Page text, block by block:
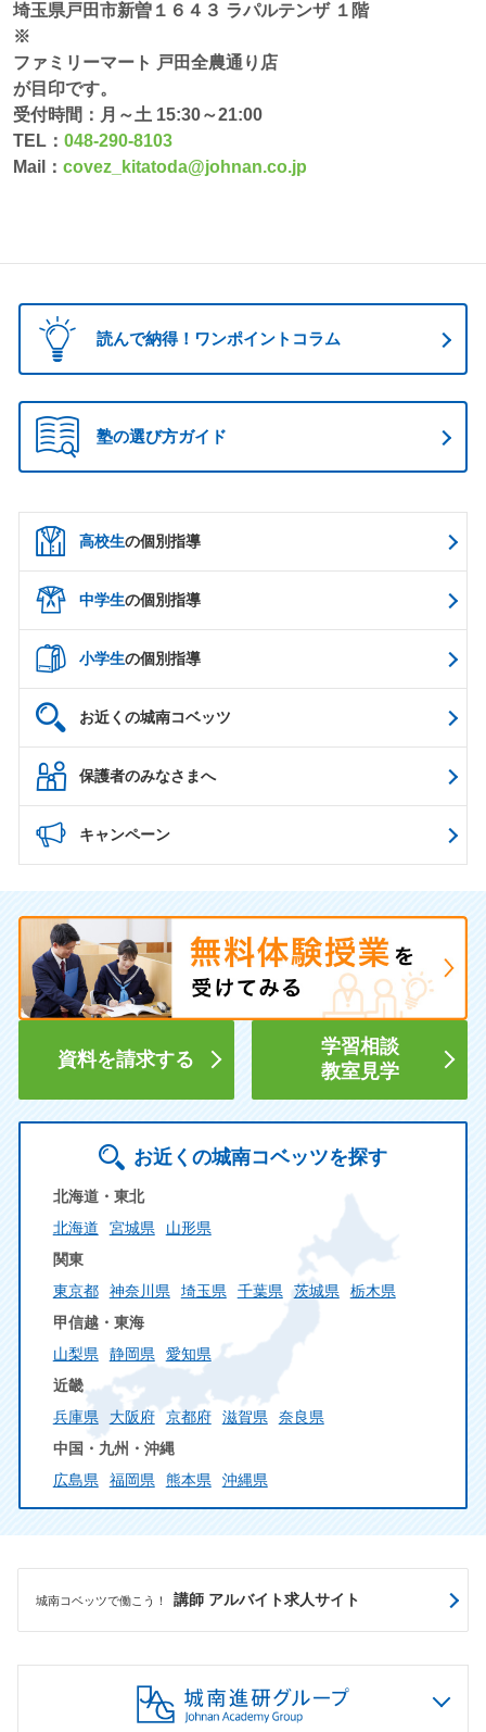
埼玉県戸田市新曽１６４３ ラパルテンザ １階
※
ファミリーマート 戸田全農通り店
が目印です。
受付時間：月～土 15:30～21:00
TEL： 048-290-8103
Mail： covez_kitatoda@johnan.co.jp
読んで納得！ワンポイントコラム
塾の選び方ガイド
高校生の個別指導
中学生の個別指導
小学生の個別指導
お近くの城南コベッツ
保護者のみなさまへ
キャンペーン
資料を請求する
学習相談
教室見学
お近くの城南コベッツを探す
北海道・東北
北海道
宮城県
山形県
関東
東京都
神奈川県 埼玉県 千葉県 茨城県
栃木県
甲信越・東海
山梨県
静岡県
愛知県
近畿
兵庫県
大阪府 京都府 滋賀県
奈良県
中国・九州・沖縄
広島県
福岡県 熊本県 沖縄県
城南コベッツで働こう！ 講師 アルバイト求人サイト